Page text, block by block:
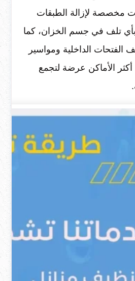
لإزالة الطبقات
بأي تلف في جسم الخزان، كما
الفتحات الداخلية ومواسير
أكثر الأماكن عرضة لتجمع